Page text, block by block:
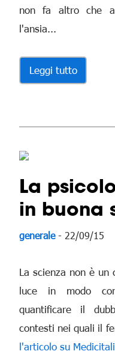
non fa altro che
l'ansia...
Leggi tutto
La
in buona
generale- 22/09/15
La scienza non è
luce in modo
quantificare il
contesti nei quali il
l'articolo su